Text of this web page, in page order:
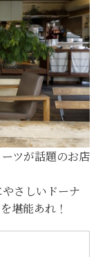
ツが話題のお店
さしいドーナ
堪能あれ！